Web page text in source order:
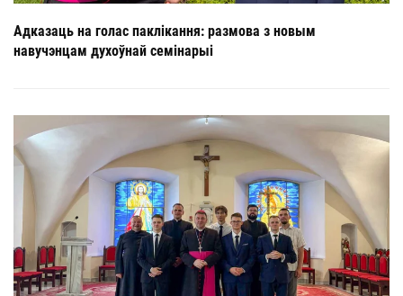
Адказаць на голас паклікання: размова з новым
навучэнцам духоўнай семінарыі